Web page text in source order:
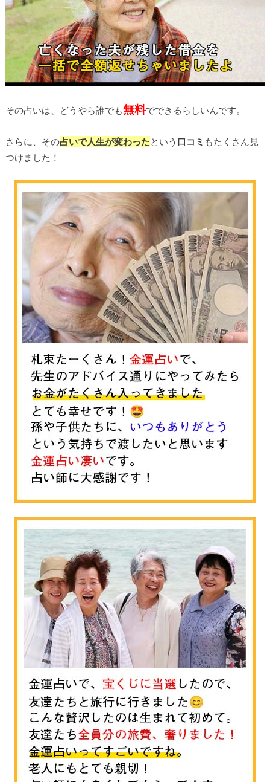
その占いは、どうやら誰でも無料でできるらしいんです。
さらに、その占いで人生が変わったという 口コミ もたくさん見
つけました！